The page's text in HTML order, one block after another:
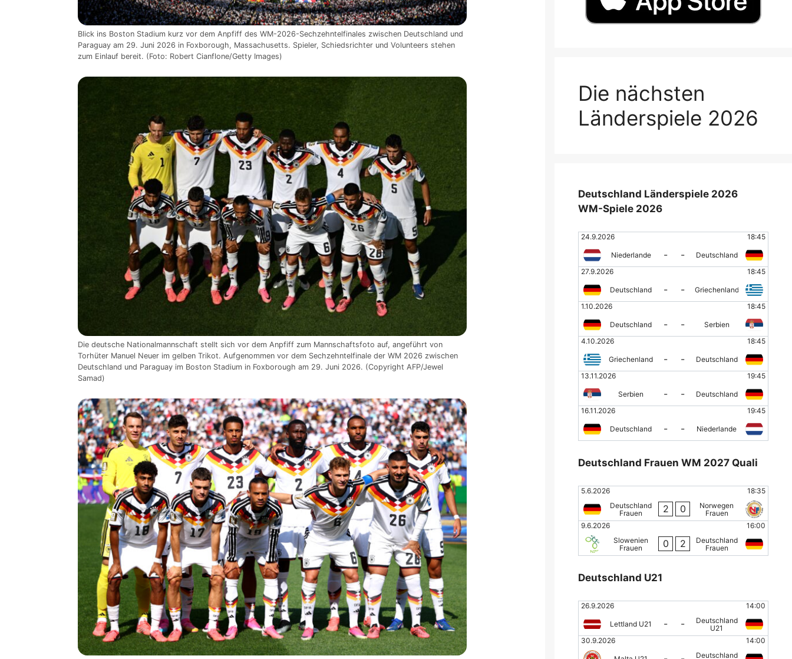
Blick ins Boston Stadium kurz vor dem Anpfiff des WM-2026-Sechzehntelfinales zwischen Deutschland und
Paraguay am 29. Juni 2026 in Foxborough, Massachusetts. Spieler, Schiedsrichter und Volunteers stehen
zum Einlauf bereit. (Foto: Robert Cianflone/Getty Images)
Die deutsche Nationalmannschaft stellt sich vor dem Anpfiff zum Mannschaftsfoto auf, angeführt von
Torhüter Manuel Neuer im gelben Trikot. Aufgenommen vor dem Sechzehntelfinale der WM 2026 zwischen
Deutschland und Paraguay im Boston Stadium in Foxborough am 29. Juni 2026. (Copyright AFP/Jewel
Samad)
Die nächsten
Länderspiele 2026
Deutschland Länderspiele 2026
WM-Spiele 2026
24.9.2026 18:45
Niederlande - -
Deutschland
27.9.2026
18:45
Deutschland - -
Griechenland
1.10.2026
18:45
Deutschland - -
Serbien
4.10.2026
18:45
Griechenland - -
Deutschland
13.11.2026
19:45
Serbien - -
Deutschland
16.11.2026
19:45
Deutschland - - Niederlande
Deutschland Frauen WM 2027 Quali
5.6.2026
18:35
Deutschland
Frauen
2 0
Norwegen
Frauen
9.6.2026
16:00
Slowenien
Frauen
0 2
Deutschland
Frauen
Deutschland U21
26.9.2026 14:00
Lettland U21 - -
Deutschland
U21
30.9.2026
14:00
Deutschland